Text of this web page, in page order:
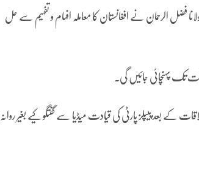
فضل الرحمان نے افغانستان کا معاملہ افہام و تفہیم سے حل
تک پہنچائی جائیں گی۔
کے بعد پیپلز پارٹی کی قیادت میڈیا سے گفتگو کیے بغیر روانہ